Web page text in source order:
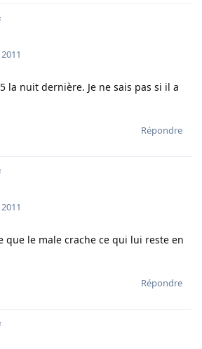
la nuit dernière. Je ne sais pas si il a
Répondre
que le male crache ce qui lui reste en
Répondre